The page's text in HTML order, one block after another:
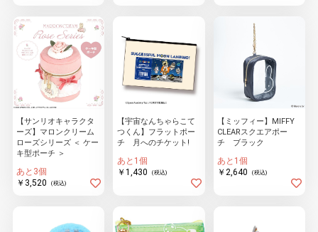
【サンリオキャラクタ
ーズ】マロンクリーム
ローズシリーズ ＜ ケー
キ型ポーチ ＞
あと3個
￥3,520
(税込)
【宇宙なんちゃらこて
つくん】フラットポー
チ 月へのチケット!
あと1個
￥1,430
(税込)
【ミッフィー】MIFFY
CLEARスクエアポー
チ ブラック
あと1個
￥2,640
(税込)